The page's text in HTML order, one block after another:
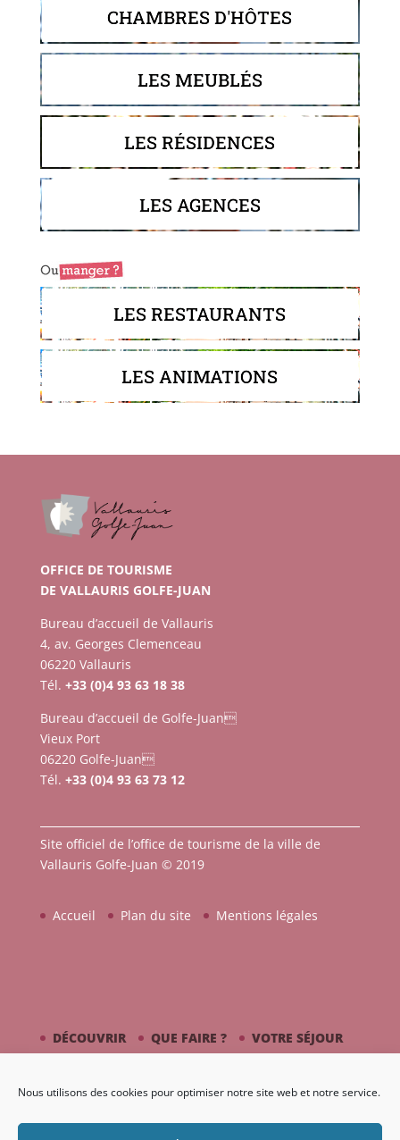
Nous utilisons des cookies pour optimiser notre site web et notre service.
CHAMBRES D'HÔTES
LES MEUBLÉS
LES RÉSIDENCES
LES AGENCES
LES RESTAURANTS
LES ANIMATIONS
OFFICE DE TOURISME
DE VALLAURIS GOLFE-JUAN
Bureau d’accueil de Vallauris
4, av. Georges Clemenceau
06220 Vallauris
Tél. +33 (0)4 93 63 18 38
Bureau d’accueil de Golfe-Juan
Vieux Port
06220 Golfe-Juan
Tél. +33 (0)4 93 63 73 12
Site officiel de l’office de tourisme de la ville de
Vallauris Golfe-Juan © 2019
Accueil Plan du site Mentions légales
DÉCOUVRIR QUE FAIRE ?
VOTRE SÉJOUR
AGENDA GALERIE